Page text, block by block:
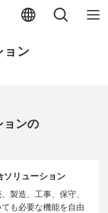
ョン
ョンの
ソリューション
製造、工事、保守、
も必要な機能を自由